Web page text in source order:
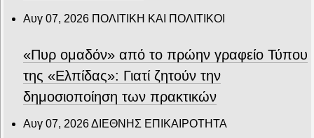
Αυγ 07, 2026 ΠΟΛΙΤΙΚΗ ΚΑΙ ΠΟΛΙΤΙΚΟΙ
«Πυρ ομαδόν» από το πρώην γραφείο Τύπου
της «Ελπίδας»: Γιατί ζητούν την
δημοσιοποίηση των πρακτικών
Αυγ 07, 2026ΔΙΕΘΝΗΣ ΕΠΙΚΑΙΡΟΤΗΤΑ